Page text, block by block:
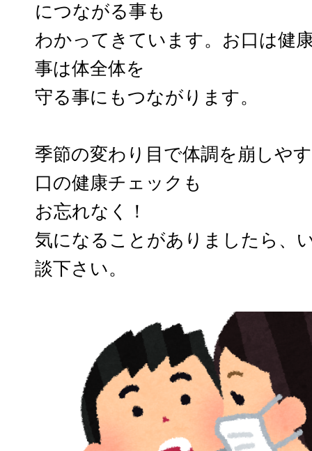
につながる事も
わかってきています。お口は健
事は体全体を
守る事にもつながります。
季節の変わり目で体調を崩しや
口の健康チェックも
お忘れなく！
気になることがありましたら、
談下さい。